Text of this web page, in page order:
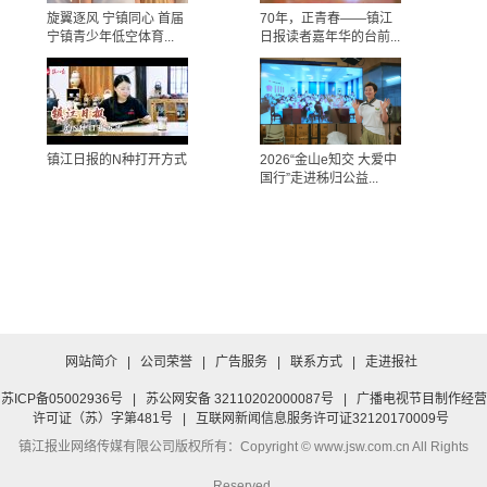
旋翼逐风 宁镇同心 首届
宁镇青少年低空体育...
70年，正青春——镇江
日报读者嘉年华的台前...
镇江日报的N种打开方式
2026“金山e知交 大爱中
国行”走进秭归公益...
网站简介 | 公司荣誉 | 广告服务 | 联系方式 | 走进报社
苏ICP备05002936号 | 苏公网安备 32110202000087号 |
广播电视节目制作经营
许可证（苏）字第481号
|
互联网新闻信息服务许可证32120170009号
镇江报业网络传媒有限公司版权所有：Copyright © www.jsw.com.cn All Rights